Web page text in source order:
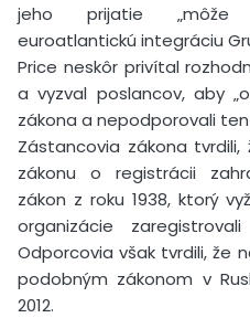
jeho prijatie „môže
euroatlantickú integráciu
Price neskôr privítal
a vyzval poslancov, aby
zákona a nepodporovali
Zástancovia zákona
zákonu o registrácii
zákon z roku 1938, ktorý
organizácie
Odporcovia však tvrdili, že
podobným zákonom v
2012.